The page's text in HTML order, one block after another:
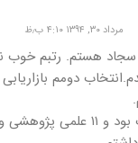
مرداد ۳۰, ۱۳۹۴ ۴:۱۰ ب٫ظ
هستم. رتبم خوب
دومم